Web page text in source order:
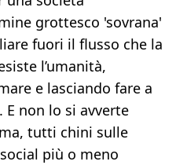
grottesco 'sovrana'
fuori il flusso che la
l’umanità,
e lasciando fare a
non lo si avverte
tutti chini sulle
più o meno